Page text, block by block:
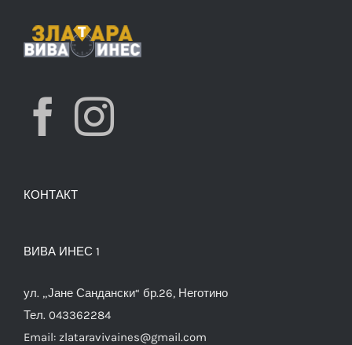
КОНТАКТ
ВИВА ИНЕС 1
ул. „Јане Сандански“ бр.26, Неготино
Тел. 043362284
Email: zlataravivaines@gmail.com